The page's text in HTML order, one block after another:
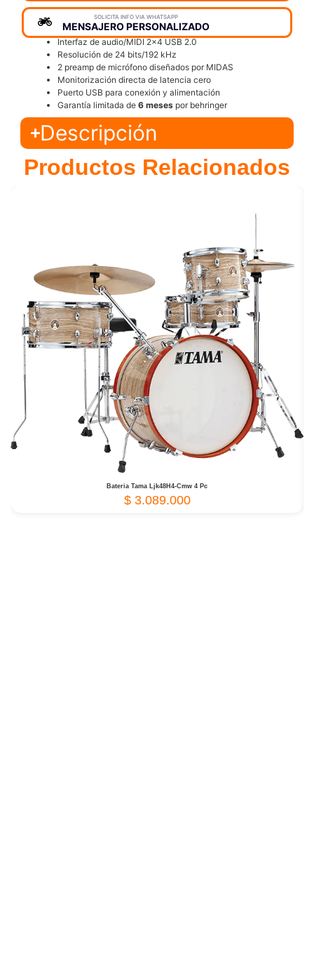
SOLICITA INFO VIA WHATSAPP
MENSAJERO PERSONALIZADO
Interfaz de audio/MIDI 2×4 USB 2.0
Resolución de 24 bits/192 kHz
2 preamp de micrófono diseñados por MIDAS
Monitorización directa de latencia cero
Puerto USB para conexión y alimentación
Garantía limitada de 6 mesespor behringer
Descripción
Productos Relacionados
Bateria Tama Ljk48H4-Cmw 4 Pc
$3.089.000